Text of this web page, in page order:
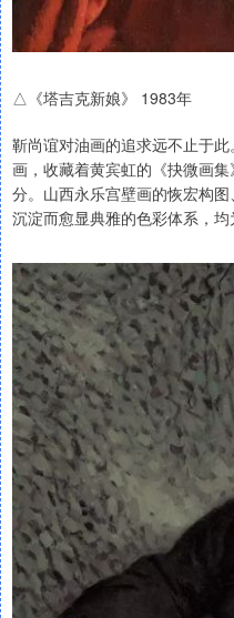
△《塔吉克新娘》 1983年
靳尚谊对油画的追求远不止于
画，收藏着黄宾虹的《抉微画
分。山西永乐宫壁画的恢宏构
沉淀而愈显典雅的色彩体系，均